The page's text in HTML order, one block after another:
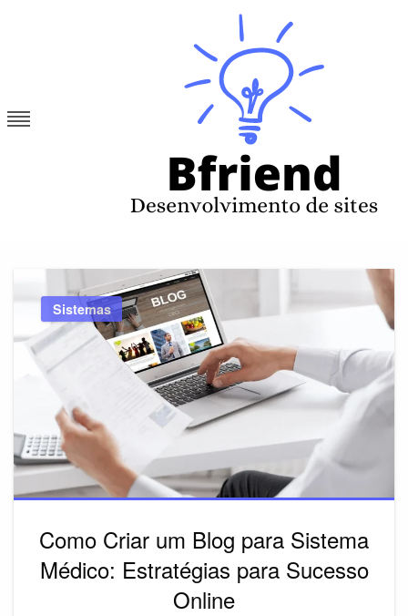
Sistemas
Como Criar um Blog para Sistema
Médico: Estratégias para Sucesso
Online